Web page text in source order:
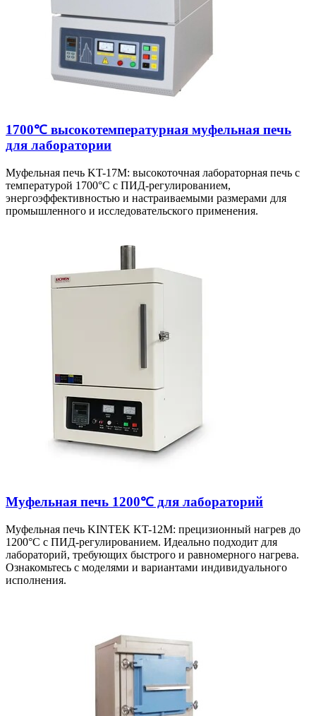
1700℃ высокотемпературная муфельная печь
для лаборатории
Муфельная печь KT-17M: высокоточная лабораторная печь с
температурой 1700°C с ПИД-регулированием,
энергоэффективностью и настраиваемыми размерами для
промышленного и исследовательского применения.
Муфельная печь 1200℃ для лабораторий
Муфельная печь KINTEK KT-12M: прецизионный нагрев до
1200°C с ПИД-регулированием. Идеально подходит для
лабораторий, требующих быстрого и равномерного нагрева.
Ознакомьтесь с моделями и вариантами индивидуального
исполнения.